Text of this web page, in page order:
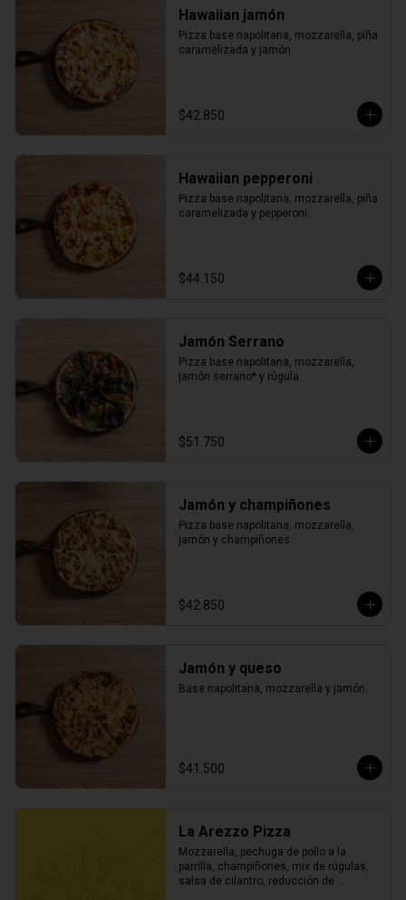
Hawaiian jamón
Pizza base napolitana, mozzarella, piña
caramelizada y jamón
$42.850
Hawaiian pepperoni
Pizza base napolitana, mozzarella, piña
caramelizada y pepperoni.
$44.150
Jamón Serrano
Pizza base napolitana, mozzarella,
jamón serrano* y rúgula.
$51.750
Jamón y champiñones
Pizza base napolitana, mozzarella,
jamón y champiñones.
$42.850
Jamón y queso
Base napolitana, mozzarella y jamón.
$41.500
La Arezzo Pizza
Mozzarella, pechuga de pollo a la
parrilla, champiñones, mix de rúgulas,
salsa de cilantro, reducción de